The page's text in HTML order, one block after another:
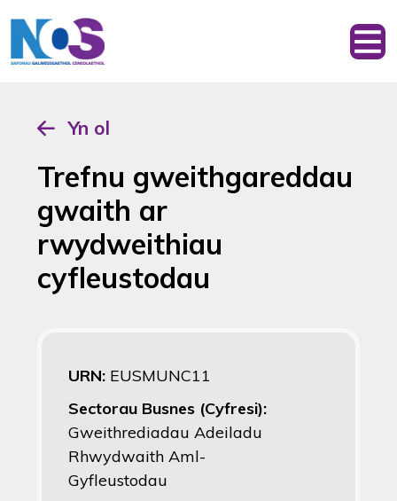
Yn ol
Trefnu gweithgareddau
gwaith ar
rwydweithiau
cyfleustodau
URN: EUSMUNC11
Sectorau Busnes (Cyfresi):
Gweithrediadau Adeiladu
Rhwydwaith Aml-
Gyfleustodau